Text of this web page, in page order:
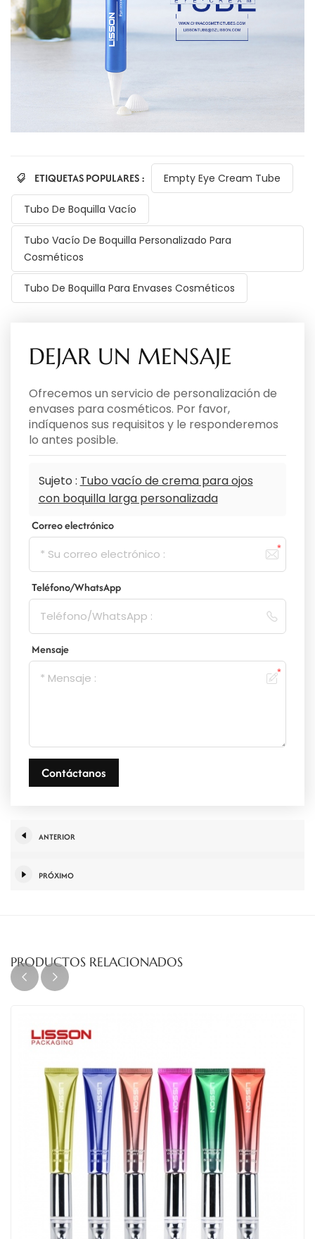
ETIQUETAS POPULARES : Empty Eye Cream Tube
Tubo De Boquilla Vacío
Tubo Vacío De Boquilla Personalizado Para
Cosméticos
Tubo De Boquilla Para Envases Cosméticos
DEJAR UN MENSAJE
Ofrecemos un servicio de personalización de
envases para cosméticos. Por favor,
indíquenos sus requisitos y le responderemos
lo antes posible.
Sujeto : Tubo vacío de crema para ojos
con boquilla larga personalizada
Correo electrónico
Teléfono/WhatsApp
Mensaje
Contáctanos
ANTERIOR
PRÓXIMO
PRODUCTOS RELACIONADOS